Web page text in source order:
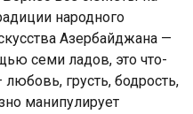
народного
Азербайджана —
семи ладов, это что-
грусть, бодрость,
манипулирует